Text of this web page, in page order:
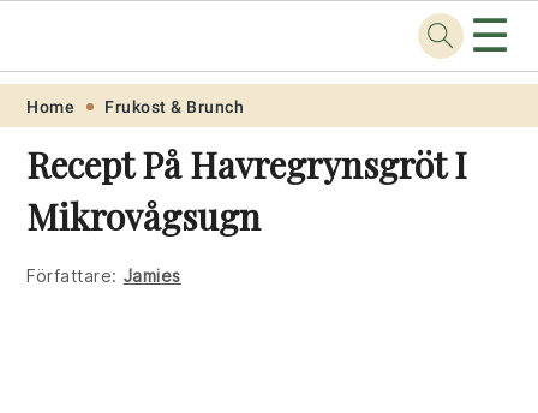
Skip
primary
navigation
Skip
main
content
Skip
primary
sidebar
Skip
footer
Recept.one ☰
Home Frukost & Brunch
Recept På Havregrynsgröt I
Mikrovågsugn
Författare: Jamies